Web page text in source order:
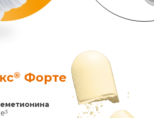
® Форте
3